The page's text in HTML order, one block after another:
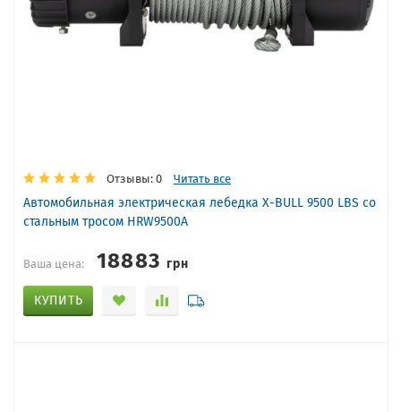
Отзывы: 0 Читать все
Автомобильная электрическая лебедка X-BULL 9500 LBS со
стальным тросом HRW9500A
Ваша цена: 18883грн
КУПИТЬ